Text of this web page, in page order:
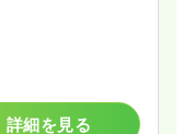
詳細を見る